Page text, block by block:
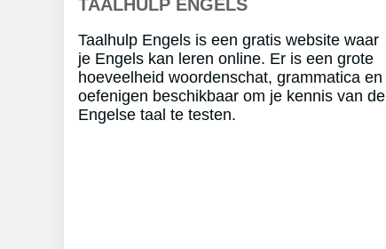
TAALHULP ENGELS
Taalhulp Engels is een gratis website waar
je Engels kan leren online. Er is een grote
hoeveelheid woordenschat, grammatica en
oefenigen beschikbaar om je kennis van de
Engelse taal te testen.